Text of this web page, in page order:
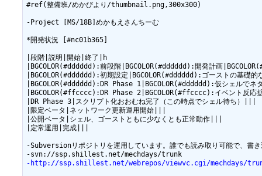
#ref(整備班/めかびより/thumbnail.png,300x300)
-Project [MS/18B]めかもえさんちーむ
*開発状況 [#nc01b365]
|段階|説明|開始|終了|h
|BGCOLOR(#dddddd):前段階|BGCOLOR(#dddddd):開発計画
|BGCOLOR(#dddddd):初期設定|BGCOLOR(#dddddd):ゴーストの基
|BGCOLOR(#dddddd):DR Phase 1|BGCOLOR(#dddddd):仮シェルで
|BGCOLOR(#ffcccc):DR Phase 2|BGCOLOR(#ffcccc):イベント反
|DR Phase 3|スクリプト化おおむね完了（この時点でシェル待ち）|||
|限定ベータ|ネットワーク更新運用開始|||
|公開ベータ|シェル、ゴーストともに少なくとも正常動作|||
|定常運用|完成|||
-Subversionリポジトリを運用しています。誰でも読み取り可能で、書
-http://ssp.shillest.net/webrepos/viewvc.cgi/mechdays/